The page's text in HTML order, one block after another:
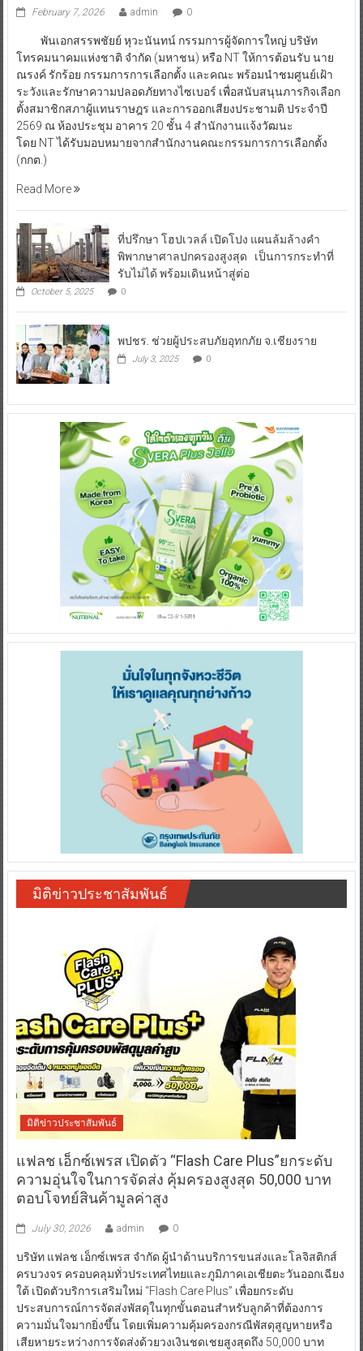
February 7, 2026 admin 0
พันเอกสรรพชัยย์ หุวะนันทน์ กรรมการผู้จัดการใหญ่ บริษัท
โทรคมนาคมแห่งชาติ จำกัด (มหาชน) หรือ NT ให้การต้อนรับ นาย
ณรงค์ รักร้อย กรรมการการเลือกตั้ง และคณะ พร้อมนำชมศูนย์เฝ้า
ระวังและรักษาความปลอดภัยทางไซเบอร์ เพื่อสนับสนุนภารกิจเลือก
ตั้งสมาชิกสภาผู้แทนราษฎร และการออกเสียงประชามติ ประจำปี
2569 ณ ห้องประชุม อาคาร 20 ชั้น 4 สำนักงานแจ้งวัฒนะ
โดย NT ได้รับมอบหมายจากสำนักงานคณะกรรมการการเลือกตั้ง
(กกต.)
Read More
ที่ปรึกษา โฮปเวลล์ เปิดโปง แผนล้มล้างคำ
พิพากษาศาลปกครองสูงสุด เป็นการกระทำที่
รับไม่ได้ พร้อมเดินหน้าสู่ต่อ
October 5, 2025 0
พปชร. ช่วยผู้ประสบภัยอุทกภัย จ.เชียงราย
July 3, 2025 0
มิติข่าวประชาสัมพันธ์
มิติข่าวประชาสัมพันธ์
แฟลช เอ็กซ์เพรส เปิดตัว “Flash Care Plus”ยกระดับ
ความอุ่นใจในการจัดส่ง คุ้มครองสูงสุด 50,000 บาท
ตอบโจทย์สินค้ามูลค่าสูง
July 30, 2026 admin 0
บริษัท แฟลช เอ็กซ์เพรส จำกัด ผู้นำด้านบริการขนส่งและโลจิสติกส์
ครบวงจร ครอบคลุมทั่วประเทศไทยและภูมิภาคเอเชียตะวันออกเฉียง
ใต้ เปิดตัวบริการเสริมใหม่ “Flash Care Plus” เพื่อยกระดับ
ประสบการณ์การจัดส่งพัสดุในทุกขั้นตอนสำหรับลูกค้าที่ต้องการ
ความมั่นใจมากยิ่งขึ้น โดยเพิ่มความคุ้มครองกรณีพัสดุสูญหายหรือ
เสียหายระหว่างการจัดส่งด้วยวงเงินชดเชยสูงสุดถึง 50,000 บาท